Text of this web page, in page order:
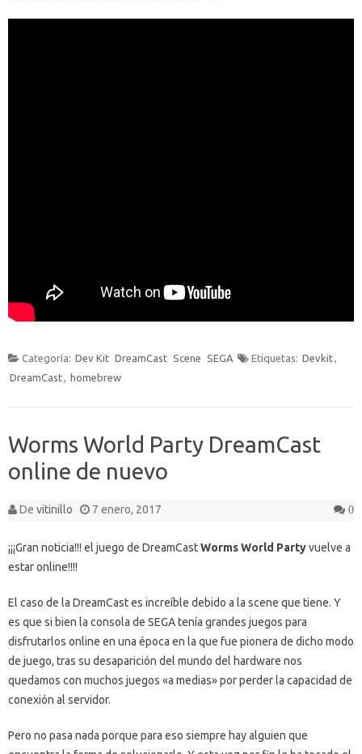
Categoría: Dev Kit DreamCast Scene SEGA Etiquetas: Devkit,
DreamCast, homebrew
Worms World Party DreamCast
online de nuevo
De vitinillo 7 enero, 2017 0
¡¡¡Gran noticia!!! el juego de DreamCastWorms World Partyvuelve a
estar online!!!!
El caso de la DreamCast es increíble debido a la scene que tiene. Y
es que si bien la consola de SEGA tenía grandes juegos para
disfrutarlos online en una época en la que fue pionera de dicho modo
de juego, tras su desaparición del mundo del hardware nos
quedamos con muchos juegos «a medias» por perder la capacidad de
conexión al servidor.
Pero no pasa nada porque para eso siempre hay alguien que